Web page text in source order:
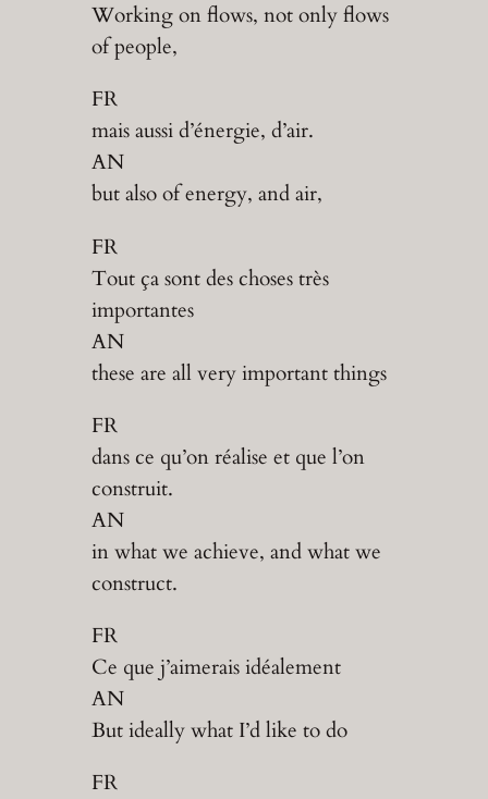
Working on flows, not only flows
of people,
FR
mais aussi d’énergie, d’air.
AN
but also of energy, and air,
FR
Tout ça sont des choses très
importantes
AN
these are all very important things
FR
dans ce qu’on réalise et que l’on
construit.
AN
in what we achieve, and what we
construct.
FR
Ce que j’aimerais idéalement
AN
But ideally what I’d like to do
FR